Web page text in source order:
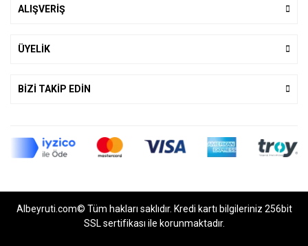
ALIŞVERİŞ
ÜYELİK
BİZİ TAKİP EDİN
Albeyruti.com© Tüm hakları saklıdır. Kredi kartı bilgileriniz 256bit
SSL sertifikası ile korunmaktadır.